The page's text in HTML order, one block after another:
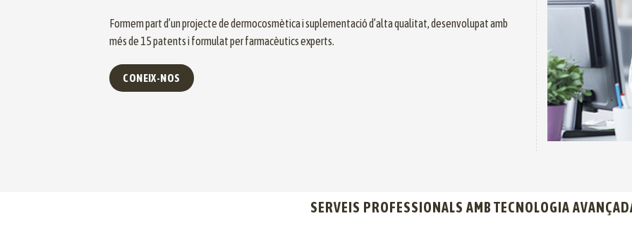
Formem part d’un projecte de dermocosmètica i suplementació d’alta qualitat, desenvolupat amb
més de 15 patents i formulat per farmacèutics experts.
CONEIX-NOS
SERVEIS PROFESSIONALS AMB TECNOLOGIA